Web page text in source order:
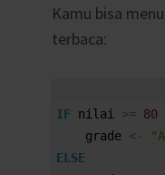
Kamu bisa
terbaca:
IF nilai >= 80
grade <-
ELSE